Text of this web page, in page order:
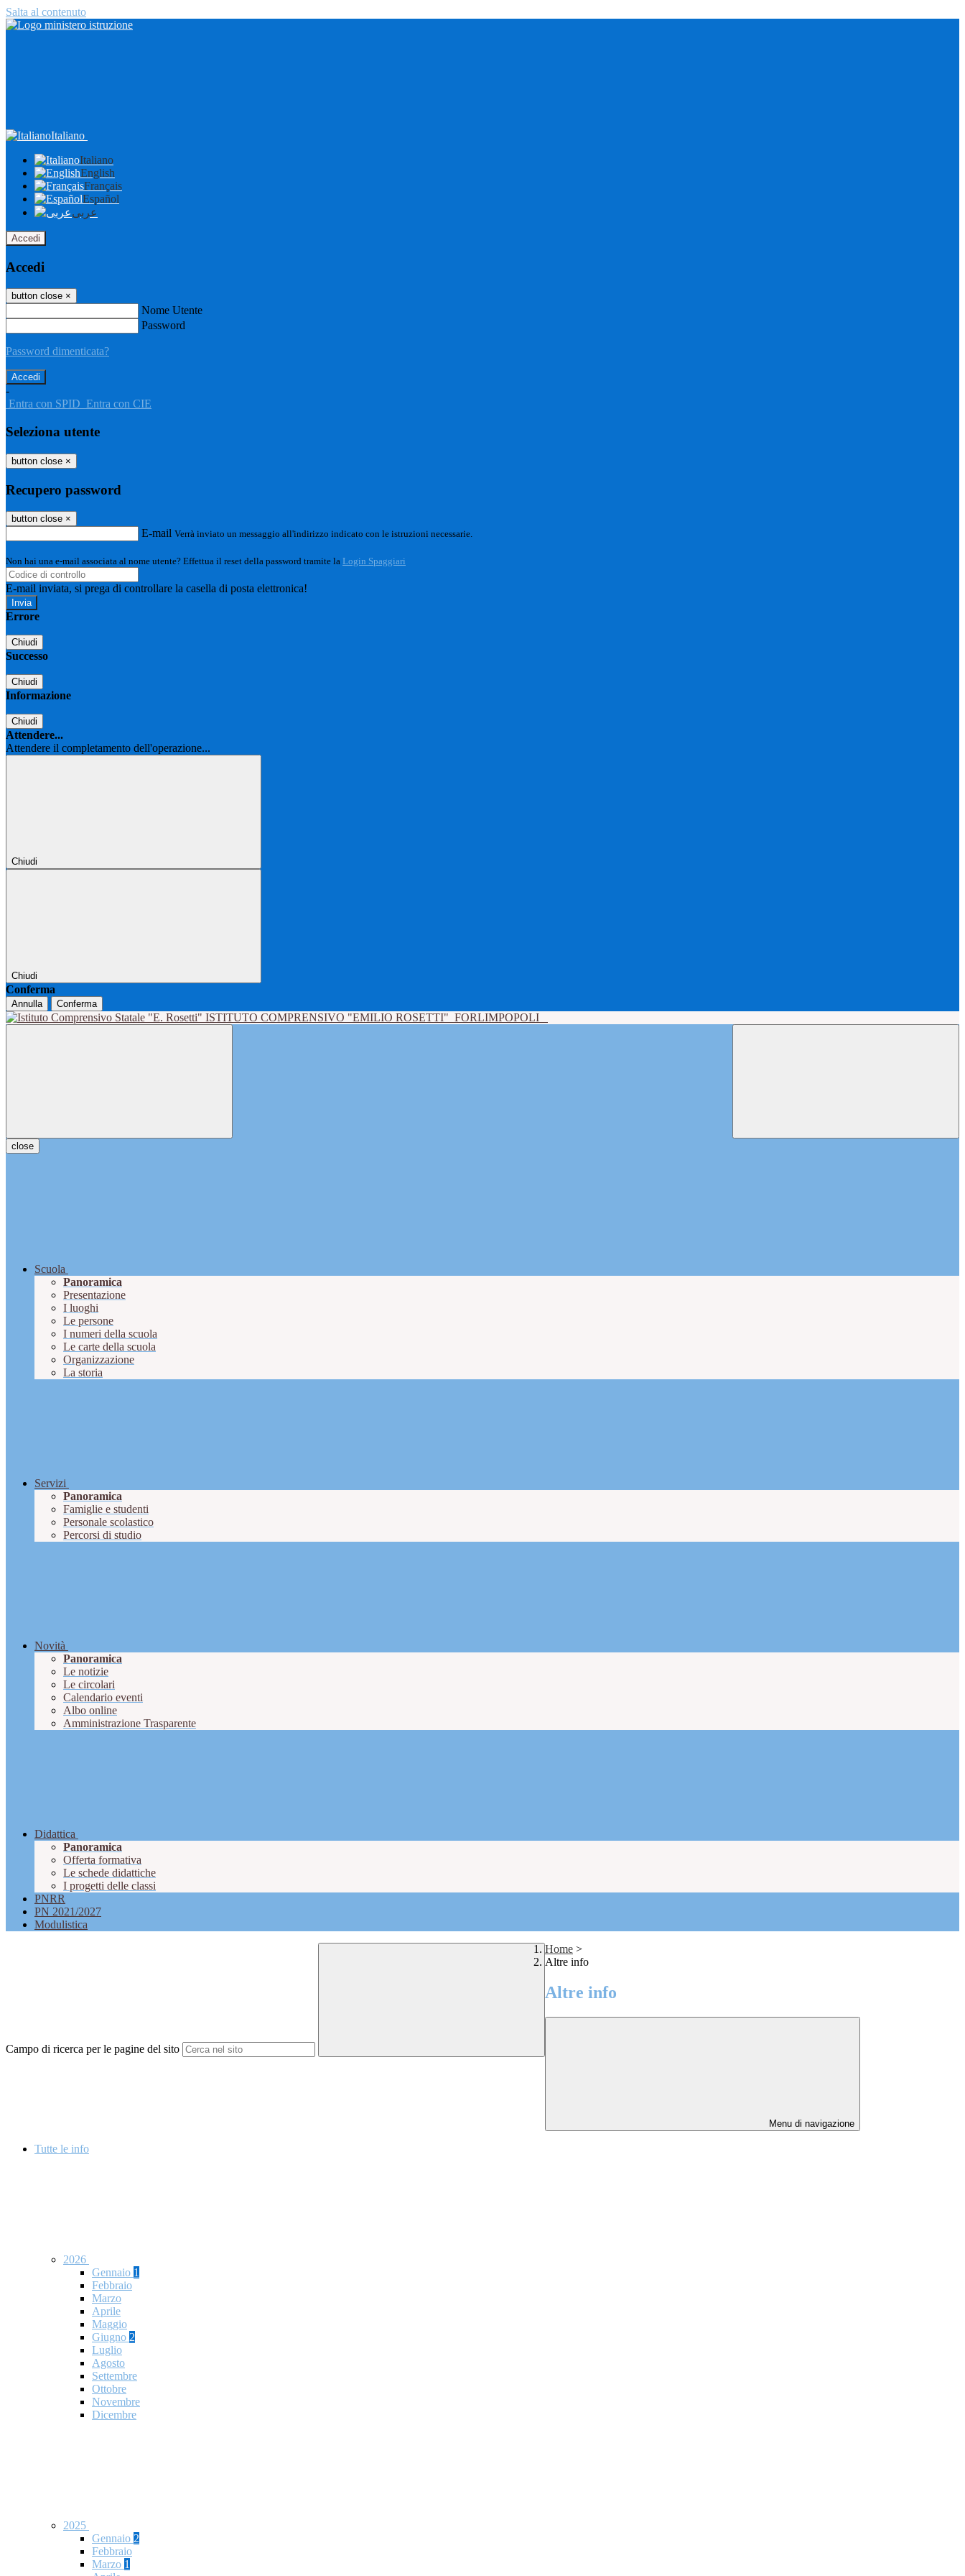
Salta al contenuto
Italiano
Italiano
English
Français
Español
عربى
Accedi
Accedi
button close ×
Nome Utente
Password
Password dimenticata?
-
Entra con SPID Entra con CIE
Seleziona utente
button close ×
Recupero password
button close ×
E-mail Verrà inviato un messaggio all'indirizzo indicato con le istruzioni necessarie.
Non hai una e-mail associata al nome utente? Effettua il reset della password tramite la Login Spaggiari
E-mail inviata, si prega di controllare la casella di posta elettronica!
Errore
Chiudi
Successo
Chiudi
Informazione
Chiudi
Attendere...
Attendere il completamento dell'operazione...
Chiudi
Chiudi
Conferma
Annulla Conferma
ISTITUTO COMPRENSIVO "EMILIO ROSETTI" FORLIMPOPOLI
close
Scuola
Panoramica
Presentazione
I luoghi
Le persone
I numeri della scuola
Le carte della scuola
Organizzazione
La storia
Servizi
Panoramica
Famiglie e studenti
Personale scolastico
Percorsi di studio
Novità
Panoramica
Le notizie
Le circolari
Calendario eventi
Albo online
Amministrazione Trasparente
Didattica
Panoramica
Offerta formativa
Le schede didattiche
I progetti delle classi
PNRR
PN 2021/2027
Modulistica
Campo di ricerca per le pagine del sito
Home >
Altre info
Altre info
Menu di navigazione
Tutte le info
2026
Gennaio 1
Febbraio
Marzo
Aprile
Maggio
Giugno 2
Luglio
Agosto
Settembre
Ottobre
Novembre
Dicembre
2025
Gennaio 2
Febbraio
Marzo 1